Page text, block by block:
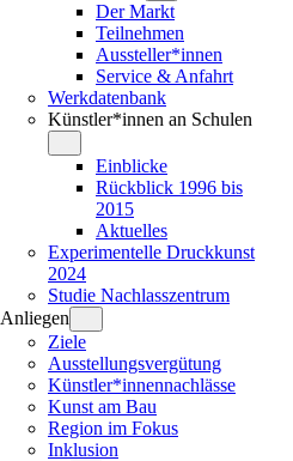
Der Markt
Teilnehmen
Aussteller*innen
Service & Anfahrt
Werkdatenbank
Künstler*innen an Schulen
Einblicke
Rückblick 1996 bis
2015
Aktuelles
Experimentelle Druckkunst
2024
Studie Nachlasszentrum
Anliegen
Ziele
Ausstellungsvergütung
Künstler*innennachlässe
Kunst am Bau
Region im Fokus
Inklusion